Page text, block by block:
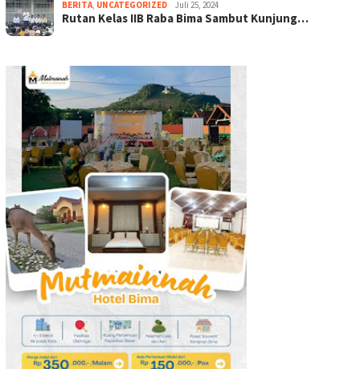
BERITA UNCATEGORIZED Juli 25, 2024
Rutan Kelas IIB Raba Bima Sambut Kunjung…